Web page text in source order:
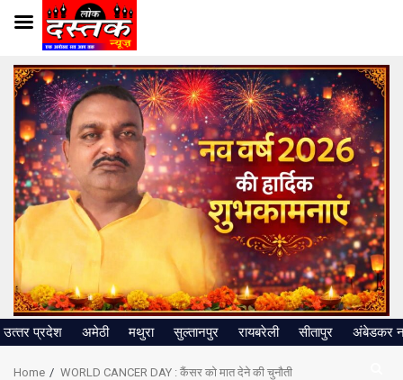
Skip
content
उत्‍तर प्रदेश अमेठी मथुरा सुल्तानपुर रायबरेली सीतापुर अंबेडकर
Home WORLD CANCER DAY : कैंसर को मात देने की चुनौती